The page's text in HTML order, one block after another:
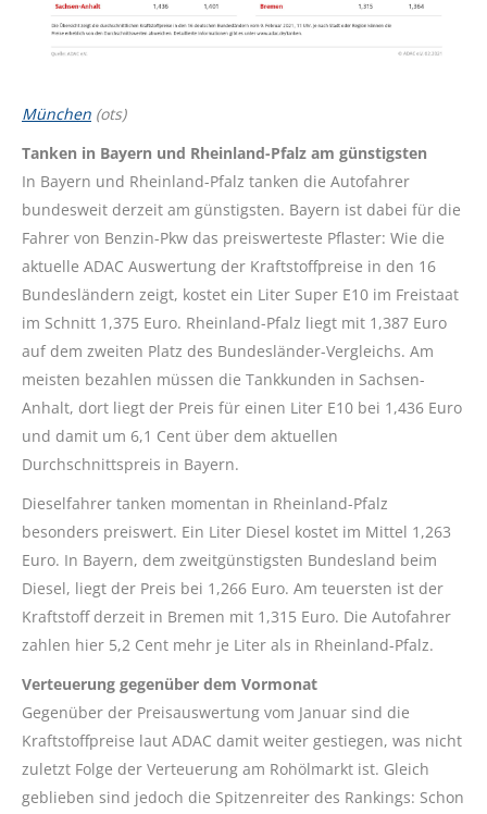
München (ots)
Tanken in Bayern und Rheinland-Pfalz am günstigsten
In Bayern und Rheinland-Pfalz tanken die Autofahrer
bundesweit derzeit am günstigsten. Bayern ist dabei für die
Fahrer von Benzin-Pkw das preiswerteste Pflaster: Wie die
aktuelle ADAC Auswertung der Kraftstoffpreise in den 16
Bundesländern zeigt, kostet ein Liter Super E10 im Freistaat
im Schnitt 1,375 Euro. Rheinland-Pfalz liegt mit 1,387 Euro
auf dem zweiten Platz des Bundesländer-Vergleichs. Am
meisten bezahlen müssen die Tankkunden in Sachsen-
Anhalt, dort liegt der Preis für einen Liter E10 bei 1,436 Euro
und damit um 6,1 Cent über dem aktuellen
Durchschnittspreis in Bayern.
Dieselfahrer tanken momentan in Rheinland-Pfalz
besonders preiswert. Ein Liter Diesel kostet im Mittel 1,263
Euro. In Bayern, dem zweitgünstigsten Bundesland beim
Diesel, liegt der Preis bei 1,266 Euro. Am teuersten ist der
Kraftstoff derzeit in Bremen mit 1,315 Euro. Die Autofahrer
zahlen hier 5,2 Cent mehr je Liter als in Rheinland-Pfalz.
Verteuerung gegenüber dem Vormonat
Gegenüber der Preisauswertung vom Januar sind die
Kraftstoffpreise laut ADAC damit weiter gestiegen, was nicht
zuletzt Folge der Verteuerung am Rohölmarkt ist. Gleich
geblieben sind jedoch die Spitzenreiter des Rankings: Schon